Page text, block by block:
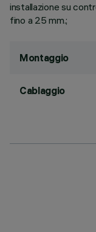
installazione su
fino a 25 mm.;
Montaggio
Cablaggio